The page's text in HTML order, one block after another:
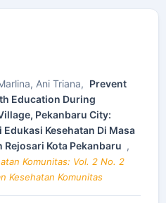
Ani Triana, Prevent
Education During
Pekanbaru City:
Kesehatan Di Masa
Rejosari Kota Pekanbaru ,
Komunitas: Vol. 2 No. 2
Kesehatan Komunitas